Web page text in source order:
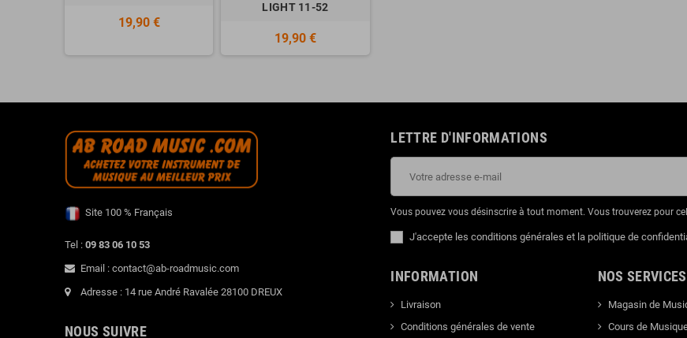
19,90 €
LIGHT 11-52
19,90 €
Site 100 % Français
Tel : 09 83 06 10 53
Email : contact@ab-roadmusic.com
Adresse : 14 rue André Ravalée 28100 DREUX
NOUS SUIVRE
LETTRE D'INFORMATIONS
Vous pouvez vous désinscrire à tout moment. Vous trouverez pour
J'accepte les conditions générales et la politique de
INFORMATION
Livraison
Conditions générales de vente
NOS SERVICES
Magasin de
Cours de